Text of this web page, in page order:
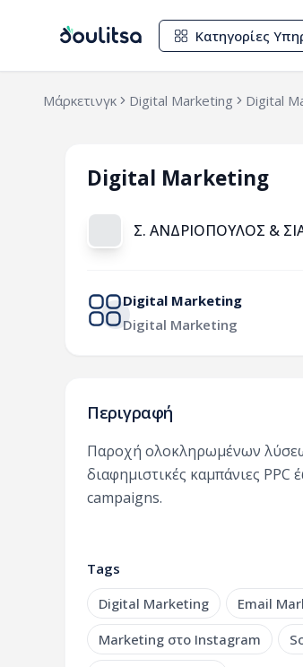
Κατηγορίες
Μάρκετινγκ Digital Marketing Digital
Digital Marketing
Σ. ΑΝΔΡΙΟΠΟΥΛΟΣ &
Digital Marketing
Digital Marketing
Περιγραφή
Παροχή ολοκληρωμένων
διαφημιστικές καμπάνιες
campaigns.
Tags
Digital Marketing
Email
Marketing στο Instagram